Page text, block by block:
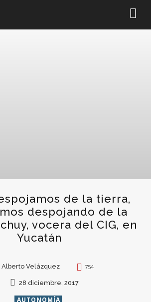
de la tierra,
despojando de la
vocera del CIG, en
Yucatán
Alberto Velázquez 754
28 diciembre, 2017
AUTONOMÍA